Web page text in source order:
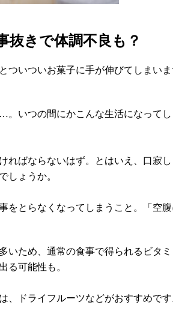
抜きで体調不良も？
ついついお菓子に手が伸びてしま
いつの間にかこんな生活になって
ればならないはず。とはいえ、口
しょうか。
をとらなくなってしまうこと。「
いため、通常の食事で得られるビ
る可能性も。
、ドライフルーツなどがおすすめ